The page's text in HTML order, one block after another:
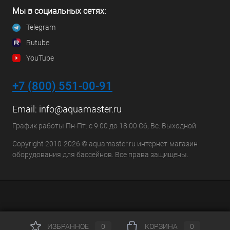
Мы в социальных сетях:
Telegram
Rutube
YouTube
+7 (800) 551-00-91
Email: info@aquamaster.ru
График работы Пн-Пт: с 9:00 до 18:00 Сб, Вс: Выходной
Copyright 2010-2026 © aquamaster.ru интернет-магазин
оборудования для бассейнов. Все права защищены.
ИЗБРАННОЕ 0 КОРЗИНА 0